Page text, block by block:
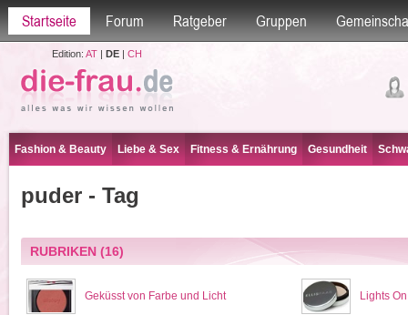
Startseite Forum Ratgeber Gruppen
Edition: AT| DE| CH
Fashion & Beauty Liebe & Sex Fitness & Ernährung Gesundheit
puder - Tag
RUBRIKEN(16)
Geküsst von Farbe und Licht Lights